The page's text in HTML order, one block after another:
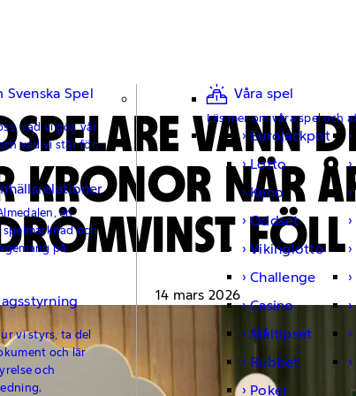
Svenska Spel
vad vi gör, vår
vad vi står för.
en
och
på
vi styrs, ta del
och lär
och
Våra spel
Läs mer om våra spel och
Eurojackpot
Lotto
Keno
Oddset
Vikinglotto
Challenge
Casino
Måltipset
Rubbet
Poker
VANN
KRONOR NÄR
FÖLL
14 mars 2026